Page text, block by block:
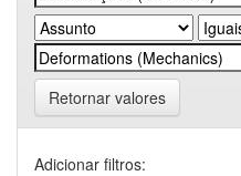
Retornar valores
Adicionar filtros: